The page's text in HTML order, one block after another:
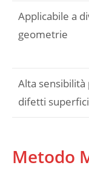
Applicabile a
geometrie
Alta sensibilità
difetti
Metodo